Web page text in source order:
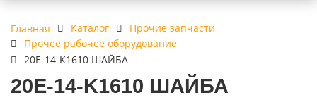
Главная Каталог
Прочие запчасти
Прочее рабочее оборудование
20E-14-K1610 ШАЙБА
20E-14-K1610 ШАЙБА